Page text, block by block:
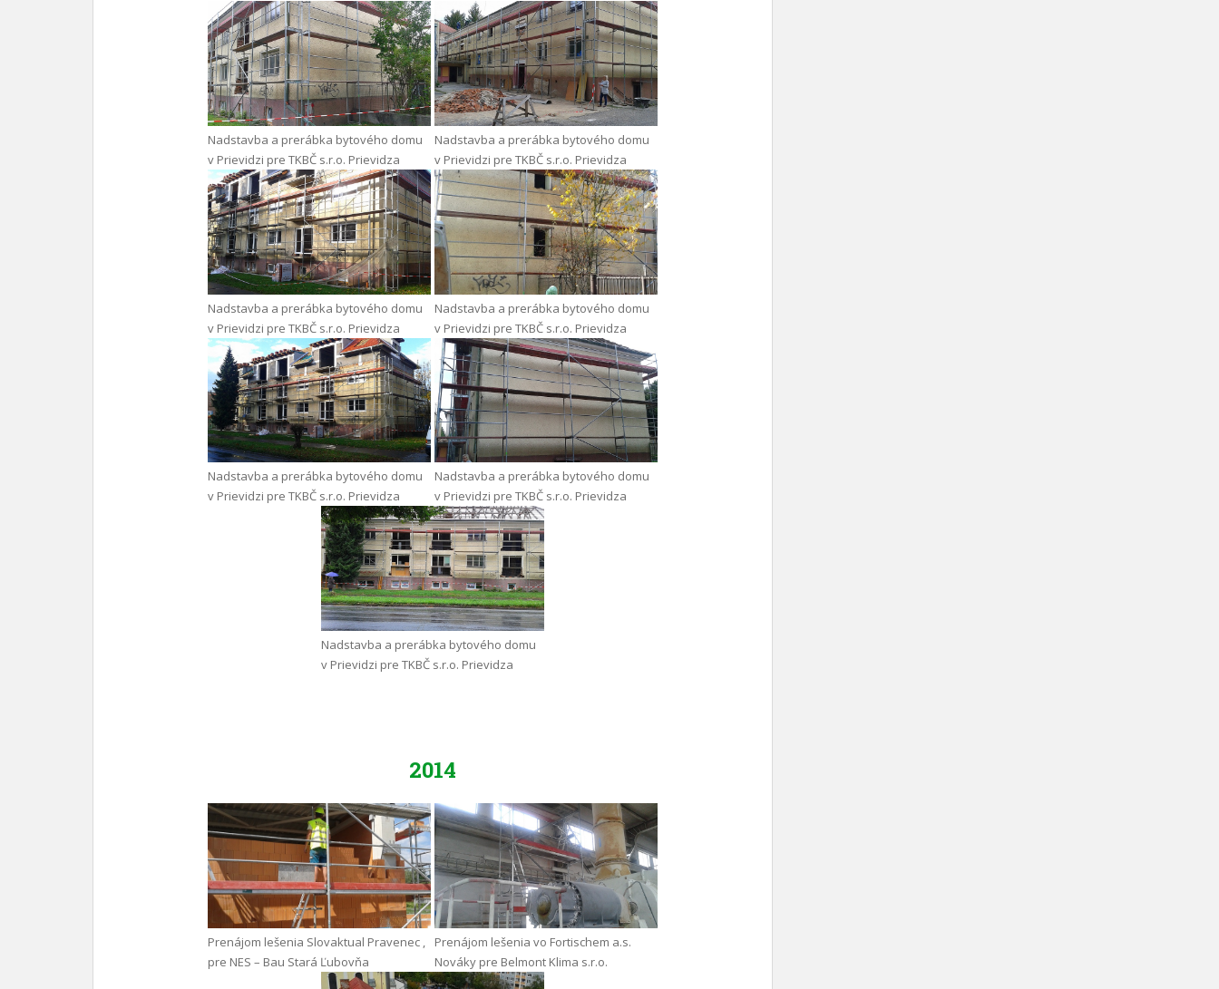
Nadstavba a prerábka bytového domu
v Prievidzi pre TKBČ s.r.o. Prievidza
Nadstavba a prerábka bytového domu
v Prievidzi pre TKBČ s.r.o. Prievidza
Nadstavba a prerábka bytového domu
v Prievidzi pre TKBČ s.r.o. Prievidza
Nadstavba a prerábka bytového domu
v Prievidzi pre TKBČ s.r.o. Prievidza
Nadstavba a prerábka bytového domu
v Prievidzi pre TKBČ s.r.o. Prievidza
Nadstavba a prerábka bytového domu
v Prievidzi pre TKBČ s.r.o. Prievidza
Nadstavba a prerábka bytového domu
v Prievidzi pre TKBČ s.r.o. Prievidza
2014
Prenájom lešenia Slovaktual Pravenec ,
pre NES – Bau Stará Ľubovňa
Prenájom lešenia vo Fortischem a.s.
Nováky pre Belmont Klima s.r.o.